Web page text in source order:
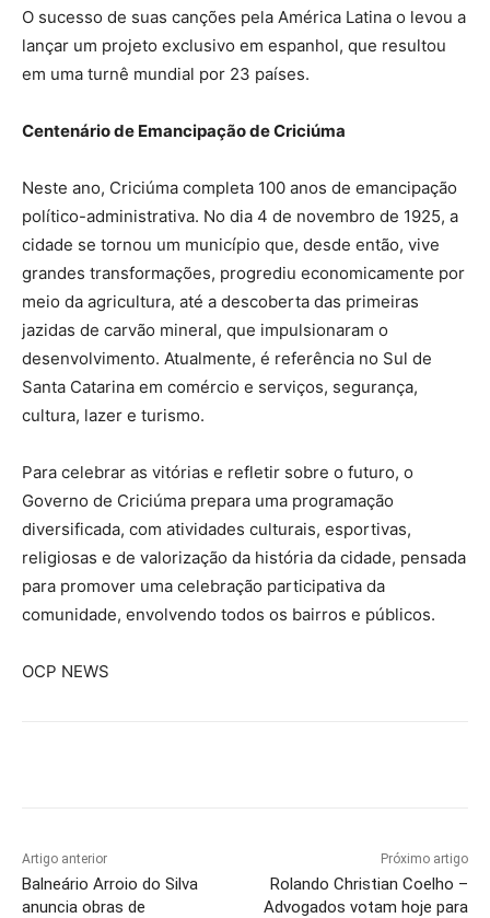
O sucesso de suas canções pela América Latina o levou a
lançar um projeto exclusivo em espanhol, que resultou
em uma turnê mundial por 23 países.
Centenário de Emancipação de Criciúma
Neste ano, Criciúma completa 100 anos de emancipação
político-administrativa. No dia 4 de novembro de 1925, a
cidade se tornou um município que, desde então, vive
grandes transformações, progrediu economicamente por
meio da agricultura, até a descoberta das primeiras
jazidas de carvão mineral, que impulsionaram o
desenvolvimento. Atualmente, é referência no Sul de
Santa Catarina em comércio e serviços, segurança,
cultura, lazer e turismo.
Para celebrar as vitórias e refletir sobre o futuro, o
Governo de Criciúma prepara uma programação
diversificada, com atividades culturais, esportivas,
religiosas e de valorização da história da cidade, pensada
para promover uma celebração participativa da
comunidade, envolvendo todos os bairros e públicos.
OCP NEWS
Artigo anterior
Balneário Arroio do Silva
anuncia obras de
Próximo artigo
Rolando Christian Coelho –
Advogados votam hoje para